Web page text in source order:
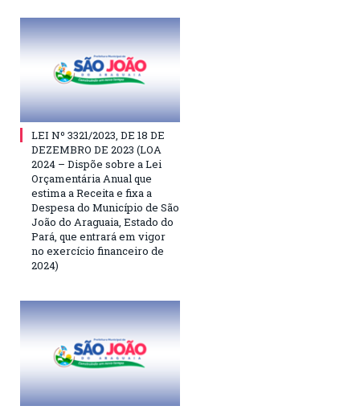
LEI Nº 3321/2023, DE 18 DE
DEZEMBRO DE 2023 (LOA
2024 – Dispõe sobre a Lei
Orçamentária Anual que
estima a Receita e fixa a
Despesa do Município de São
João do Araguaia, Estado do
Pará, que entrará em vigor
no exercício financeiro de
2024)